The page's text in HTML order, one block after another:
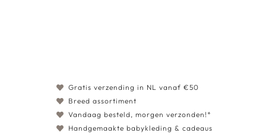
Gratis verzending in NL vanaf €50
Breed assortiment
Vandaag besteld, morgen verzonden!*
Handgemaakte babykleding & cadeaus